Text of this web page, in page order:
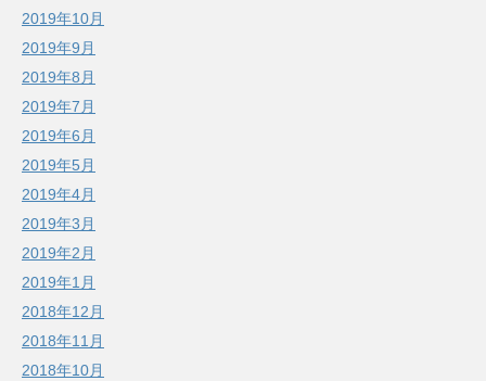
2019年10月
2019年9月
2019年8月
2019年7月
2019年6月
2019年5月
2019年4月
2019年3月
2019年2月
2019年1月
2018年12月
2018年11月
2018年10月